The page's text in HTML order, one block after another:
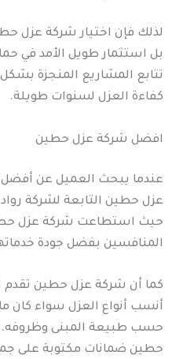
لذلك فإن اختيار شركة عزل
بل استثمار طويل الأمد في
تتابع المشاريع المنجزة
كفاءة العزل لسنوات طويلة.
افضل شركة عزل حطين
عندما يبحث العميل عن
عزل حطين التابعة لشركة رواد
حيث استطاعت شركة عزل
المنافسين بفضل جودة
كما أن شركة عزل حطين تقدم
أنسب أنواع العزل سواء كان
حسب طبيعة المبنى وظروفه.
حطين ضمانات مكتوبة على